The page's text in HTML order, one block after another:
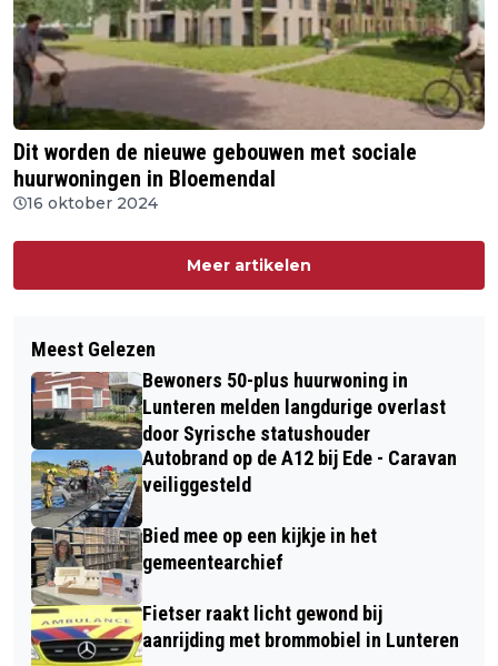
Dit worden de nieuwe gebouwen met sociale
huurwoningen in Bloemendal
16 oktober 2024
Meer artikelen
Meest Gelezen
Bewoners 50-plus huurwoning in
Lunteren melden langdurige overlast
door Syrische statushouder
Autobrand op de A12 bij Ede - Caravan
veiliggesteld
Bied mee op een kijkje in het
gemeentearchief
Fietser raakt licht gewond bij
aanrijding met brommobiel in Lunteren